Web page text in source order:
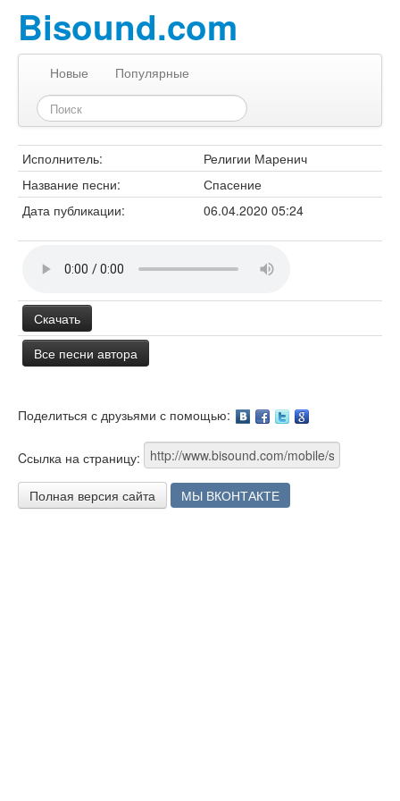
Bisound.com
Новые Популярные
Исполнитель:
Религии Маренич
Название песни:
Спасение
Дата публикации:
06.04.2020 05:24
Скачать
Все песни автора
Поделиться с друзьями с помощью:
Cсылка на страницу:
Полная версия сайта МЫ ВКОНТАКТЕ